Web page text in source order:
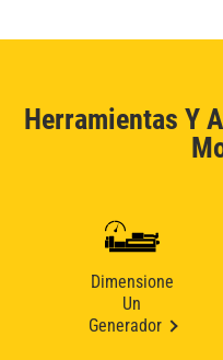
Herramientas Y
Dimensione
Un
Generador